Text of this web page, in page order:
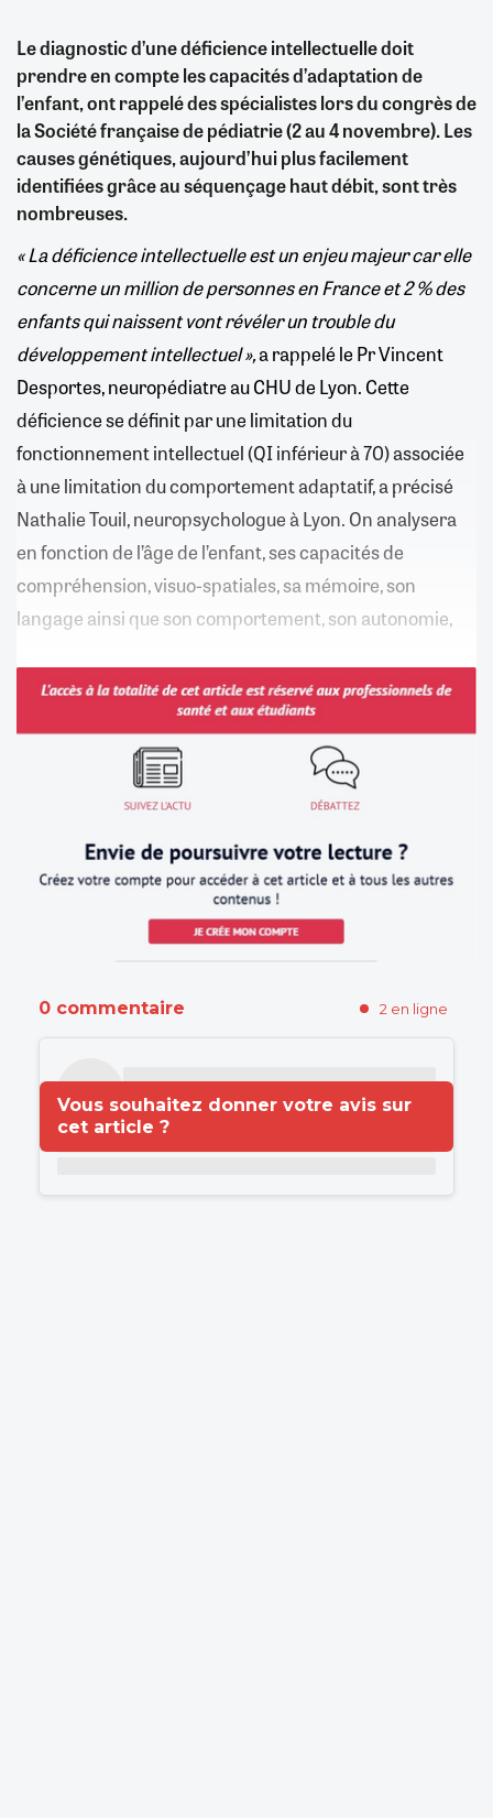
Le diagnostic d’une déficience intellectuelle doit
prendre en compte les capacités d’adaptation de
l’enfant, ont rappelé des spécialistes lors du congrès de
la Société française de pédiatrie (2 au 4 novembre). Les
causes génétiques, aujourd’hui plus facilement
identifiées grâce au séquençage haut débit, sont très
nombreuses.​
« La déficience intellectuelle est un enjeu majeur car elle
concerne un million de personnes en France et 2 % des
enfants qui naissent vont révéler un trouble du
développement intellectuel »,a rappelé le Pr Vincent
Desportes, neuropédiatre au CHU de Lyon. Cette
déficience se définit par une limitation du
fonctionnement intellectuel (QI inférieur à 70) associée
à une limitation du comportement adaptatif, a précisé
Nathalie Touil, neuropsychologue à Lyon. On analysera
en fonction de l’âge de l’enfant, ses capacités de
compréhension, visuo-spatiales, sa mémoire, son
langage ainsi que son comportement, son autonomie,
0 commentaire 2 en ligne
Vous souhaitez donner votre avis sur
cet article ?